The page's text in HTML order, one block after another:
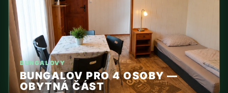
BUNGALOVY
BUNGALOV PRO 4 OSOBY —
OBYTNÁ ČÁST